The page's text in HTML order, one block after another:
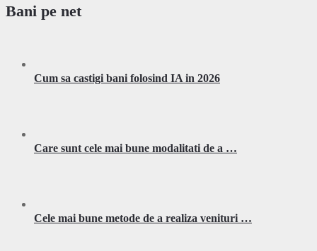
Bani pe net
Cum sa castigi bani folosind IA in 2026
Care sunt cele mai bune modalitati de a …
Cele mai bune metode de a realiza venituri …